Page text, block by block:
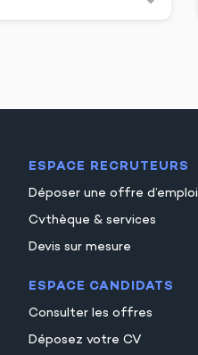
ESPACE RECRUTEURS
Déposer une offre d’emploi
Cvthèque & services
Devis sur mesure
ESPACE CANDIDATS
Consulter les offres
Déposez votre CV